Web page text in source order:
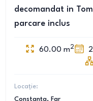
decomandat in
parcare inclus
60.00 m2
Locație:
Constanța, Far